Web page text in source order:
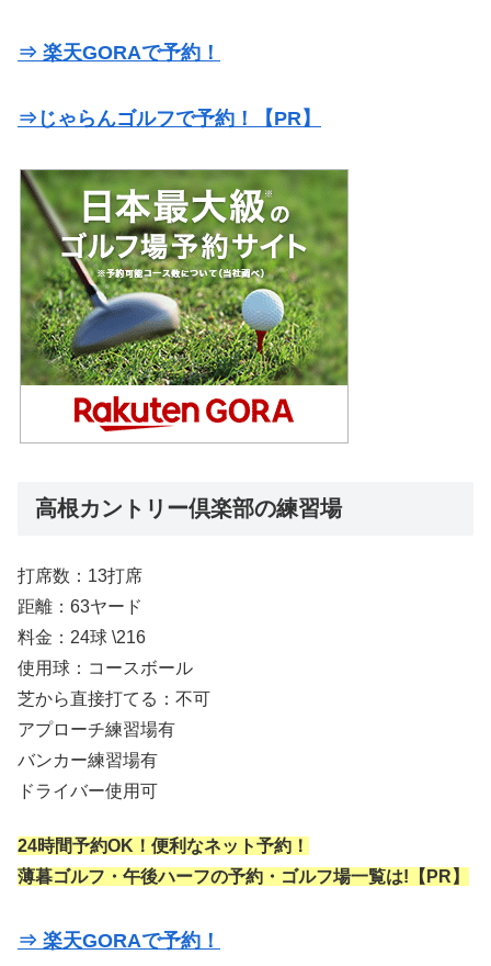
⇒ 楽天GORAで予約！
⇒じゃらんゴルフで予約！【PR】
高根カントリー倶楽部の練習場
打席数：13打席
距離：63ヤード
料金：24球 \216
使用球：コースボール
芝から直接打てる：不可
アプローチ練習場有
バンカー練習場有
ドライバー使用可
24時間予約OK！便利なネット予約！
薄暮ゴルフ・午後ハーフの予約・ゴルフ場一覧は!【PR】
⇒ 楽天GORAで予約！